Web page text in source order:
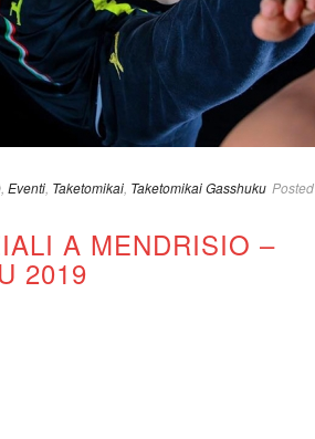
Eventi Taketomikai Taketomikai Gasshuku Posted
A MENDRISIO –
2019